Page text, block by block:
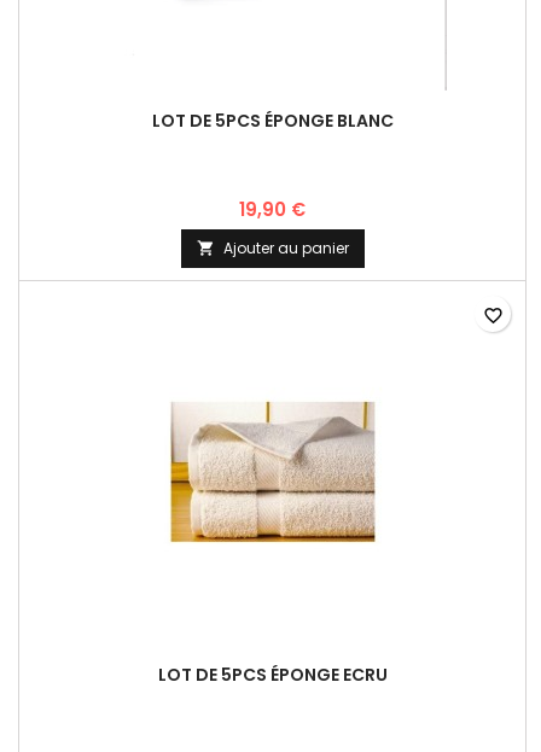
LOT DE 5PCS ÉPONGE BLANC
19,90 €
 Ajouter au panier
LOT DE 5PCS ÉPONGE ECRU
favorite_border